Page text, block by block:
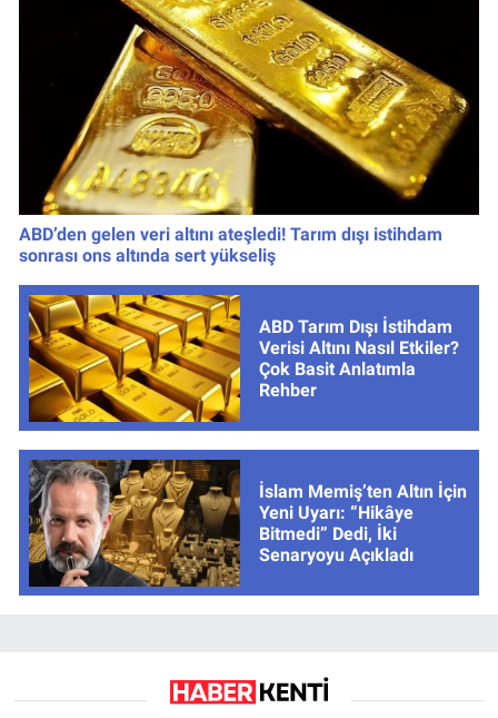
ABD’den gelen veri altını ateşledi! Tarım dışı istihdam
sonrası ons altında sert yükseliş
ABD Tarım Dışı İstihdam
Verisi Altını Nasıl Etkiler?
Çok Basit Anlatımla
Rehber
İslam Memiş’ten Altın İçin
Yeni Uyarı: “Hikâye
Bitmedi” Dedi, İki
Senaryoyu Açıkladı